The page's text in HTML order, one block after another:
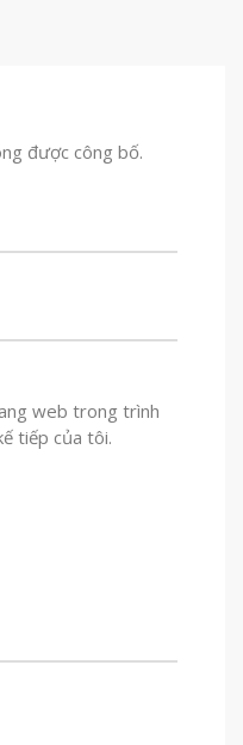
được công bố.
web trong trình
tiếp của tôi.